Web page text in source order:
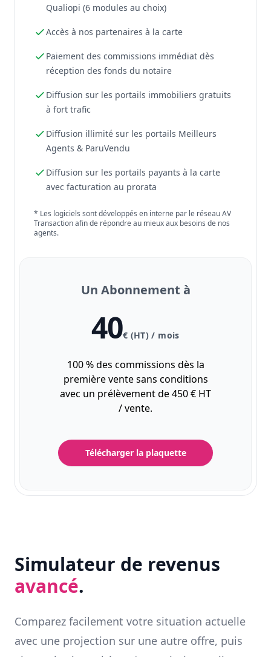
Qualiopi (6 modules au choix)
Accès à nos partenaires à la carte
Paiement des commissions immédiat dès
réception des fonds du notaire
Diffusion sur les portails immobiliers gratuits
à fort trafic
Diffusion illimité sur les portails Meilleurs
Agents & ParuVendu
Diffusion sur les portails payants à la carte
avec facturation au prorata
* Les logiciels sont développés en interne par le réseau AV
Transaction afin de répondre au mieux aux besoins de nos
agents.
Un Abonnement à
40€ (HT) / mois
100 % des commissions dès la
première vente sans conditions
avec un prélèvement de 450 € HT
/ vente.
Télécharger la plaquette
Simulateur de revenus
avancé.
Comparez facilement votre situation actuelle
avec une projection sur une autre offre, puis